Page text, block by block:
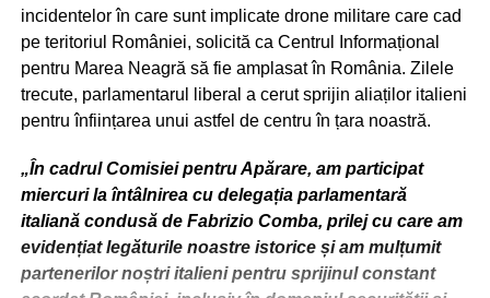
incidentelor în care sunt implicate drone militare care cad
pe teritoriul României, solicită ca Centrul Informațional
pentru Marea Neagră să fie amplasat în România. Zilele
trecute, parlamentarul liberal a cerut sprijin aliaților italieni
pentru înființarea unui astfel de centru în țara noastră.
„În cadrul Comisiei pentru Apărare, am participat
miercuri la întâlnirea cu delegația parlamentară
italiană condusă de Fabrizio Comba, prilej cu care am
evidențiat legăturile noastre istorice și am mulțumit
partenerilor noștri italieni pentru sprijinul constant